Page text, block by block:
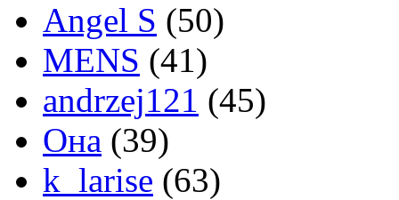
Angel S (50)
MENS (41)
andrzej121 (45)
Она (39)
k_larise (63)